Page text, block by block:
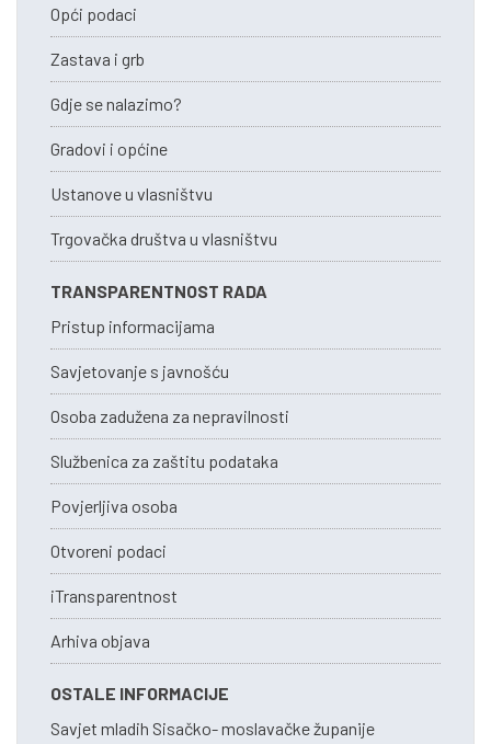
Opći podaci
Zastava i grb
Gdje se nalazimo?
Gradovi i općine
Ustanove u vlasništvu
Trgovačka društva u vlasništvu
TRANSPARENTNOST RADA
Pristup informacijama
Savjetovanje s javnošću
Osoba zadužena za nepravilnosti
Službenica za zaštitu podataka
Povjerljiva osoba
Otvoreni podaci
iTransparentnost
Arhiva objava
OSTALE INFORMACIJE
Savjet mladih Sisačko- moslavačke županije